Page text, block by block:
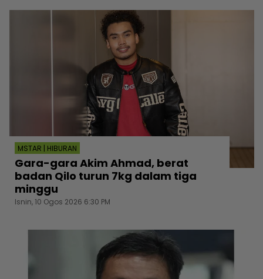
MSTAR | HIBURAN
Gara-gara Akim Ahmad, berat
badan Qilo turun 7kg dalam tiga
minggu
Isnin, 10 Ogos 2026 6:30 PM